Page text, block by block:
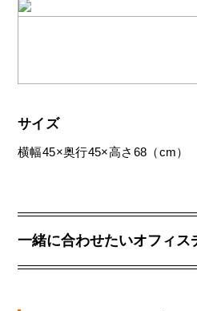
サイズ
横幅45×奥行45×高さ68（cm）
一緒に合わせたいオフィス